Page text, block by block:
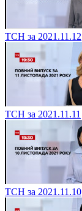
ТСН за 2021.11.12
ТСН за 2021.11.11
ТСН за 2021.11.10